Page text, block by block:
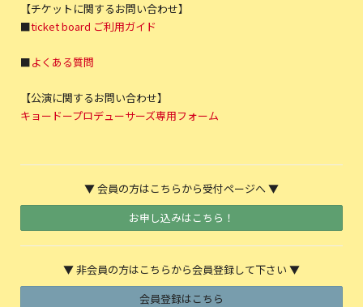
【チケットに関するお問い合わせ】
■ticket board ご利用ガイド
■よくある質問
【公演に関するお問い合わせ】
キョードープロデューサーズ専用フォーム
▼ 会員の方はこちらから受付ページへ ▼
お申し込みはこちら！
▼ 非会員の方はこちらから会員登録して下さい ▼
会員登録はこちら